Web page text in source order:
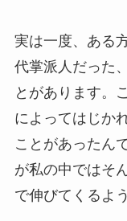
実は一度、ある
代掌派人だった、
とがあります。
によってはじか
ことがあったん
が私の中ではそ
で伸びてくるよ